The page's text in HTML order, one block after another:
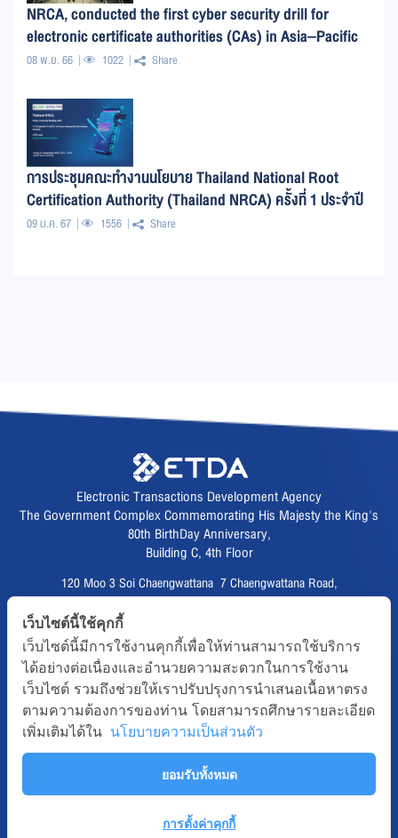
NRCA, conducted the first cyber security drill for
electronic certificate authorities (CAs) in Asia–Pacific
08 พ.ย. 66 1022 Share
การประชุมคณะทำงานนโยบาย Thailand National Root
Certification Authority (Thailand NRCA) ครั้งที่ 1 ประจำปี
2566
09 ม.ค. 67 1556 Share
Electronic Transactions Development Agency
The Government Complex Commemorating His Majesty the King's
80th BirthDay Anniversary,
Building C, 4th Floor
120 Moo 3 Soi Chaengwattana 7 Chaengwattana Road,
Fax :02 123 1200
CALL CENTER :02 123 1234
email :info@etda.or.th
Follows
Copyright © 2020, All right reserved.ETDA | Electronic Transactions
Development Agency
Sitemap
เว็บไซต์นี้ใช้คุกกี้
เว็บไซต์นี้มีการใช้งานคุกกี้เพื่อให้ท่านสามารถใช้บริการ
ได้อย่างต่อเนื่องและอำนวยความสะดวกในการใช้งาน
เว็บไซต์ รวมถึงช่วยให้เราปรับปรุงการนำเสนอเนื้อหาตรง
ตามความต้องการของท่าน โดยสามารถศึกษารายละเอียด
เพิ่มเติมได้ใน นโยบายความเป็นส่วนตัว
ยอมรับทั้งหมด
การตั้งค่าคุกกี้